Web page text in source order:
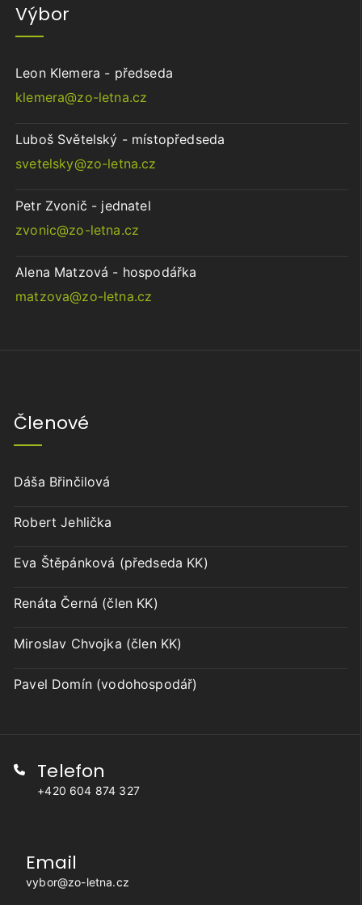
Výbor
Leon Klemera - předseda
klemera@zo-letna.cz
Luboš Světelský - místopředseda
svetelsky@zo-letna.cz
Petr Zvonič - jednatel
zvonic@zo-letna.cz
Alena Matzová - hospodářka
matzova@zo-letna.cz
Členové
Dáša Břinčilová
Robert Jehlička
Eva Štěpánková (předseda KK)
Renáta Černá (člen KK)
Miroslav Chvojka (člen KK)
Pavel Domín (vodohospodář)
Telefon
+420 604 874 327
Email
vybor@zo-letna.cz